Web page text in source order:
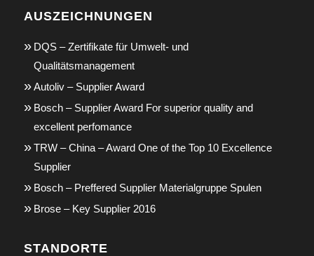
AUSZEICHNUNGEN
DQS – Zertifikate für Umwelt- und
Qualitätsmanagement
Autoliv – Supplier Award
Bosch – Supplier Award For superior quality and
excellent perfomance
TRW – China – Award One of the Top 10 Excellence
Supplier
Bosch – Preffered Supplier Materialgruppe Spulen
Brose – Key Supplier 2016
STANDORTE